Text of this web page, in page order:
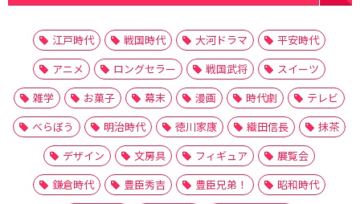
江戸時代 戦国時代 大河ドラマ
平安時代
アニメ
ロングセラー 戦国武将
スイーツ
雑学
お菓子 幕末 漫画 時代劇
テレビ
べらぼう
明治時代 徳川家康 織田信長
抹茶
デザイン
文房具 フィギュア
展覧会
鎌倉時代
豊臣秀吉 豊臣兄弟！
昭和時代